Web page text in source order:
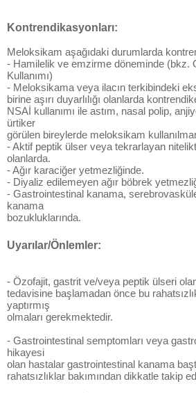
Kontrendikasyonları:
Meloksikam aşağıdaki durumlarda
- Hamilelik ve emzirme döneminde (bkz.
Kullanımı)
- Meloksikama veya ilacın terkibindeki
birine aşırı duyarlılığı olanlarda
NSAİ kullanımı ile astım, nasal polip,
ürtiker
görülen bireylerde meloksikam
- Aktif peptik ülser veya tekrarlayan
olanlarda.
- Ağır karaciğer yetmezliğinde.
- Diyaliz edilemeyen ağır böbrek
- Gastrointestinal kanama,
kanama
bozukluklarında.
Uyarılar/Önlemler:
- Özofajit, gastrit ve/veya peptik ülseri
tedavisine başlamadan önce bu
yaptırmış
olmaları gerekmektedir.
- Gastrointestinal semptomları veya
hikayesi
olan hastalar gastrointestinal kanama
rahatsızlıklar bakımından dikkatle takip